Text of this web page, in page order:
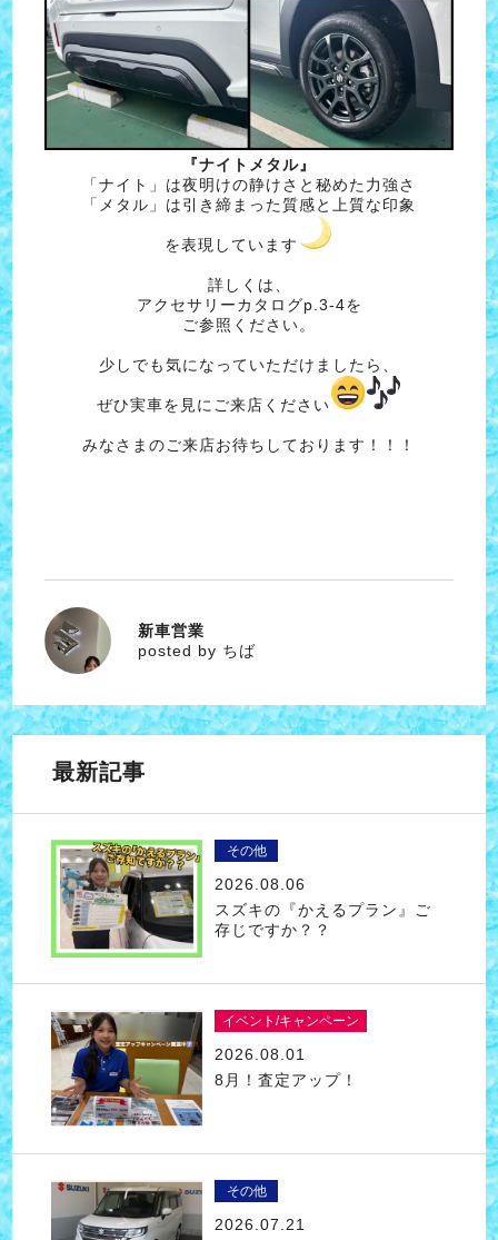
『ナイトメタル』
「ナイト」は夜明けの静けさと秘めた力強さ
「メタル」は引き締まった質感と上質な印象
を表現しています
詳しくは、
アクセサリーカタログp.3-4を
ご参照ください。
少しでも気になっていただけましたら、
ぜひ実車を見にご来店ください
みなさまのご来店お待ちしております！！！
ちば
新車営業
posted by ちば
最新記事
その他
2026.08.06
スズキの『かえるプラン』ご
存じですか？？
イベント/キャンペーン
2026.08.01
8月！査定アップ！
その他
2026.07.21